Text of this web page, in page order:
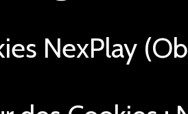
NexPlay